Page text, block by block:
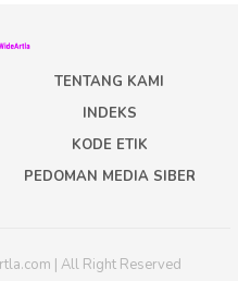
TENTANG KAMI
INDEKS
KODE ETIK
PEDOMAN MEDIA SIBER
| All Right Reserved